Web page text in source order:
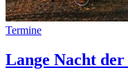
Termine
Lange Nacht